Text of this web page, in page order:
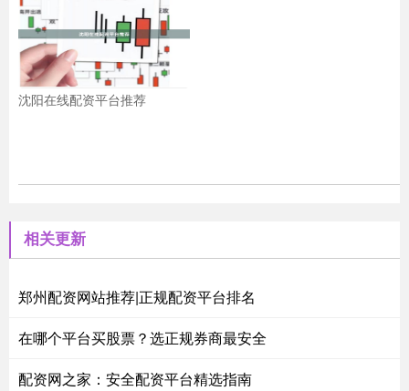
沈阳在线配资平台推荐
相关更新
郑州配资网站推荐|正规配资平台排名
在哪个平台买股票？选正规券商最安全
配资网之家：安全配资平台精选指南